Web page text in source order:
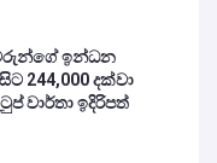
ඉන්ධන
244,000 දක්වා
වාර්තා ඉදිරිපත්